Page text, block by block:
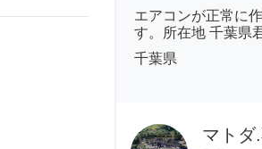
エアコンが正常に
す。所在地 千葉県
千葉県
マトダ